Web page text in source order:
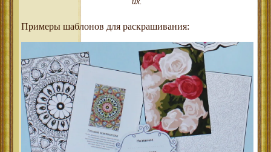
Примеры шаблонов для раскрашивания: